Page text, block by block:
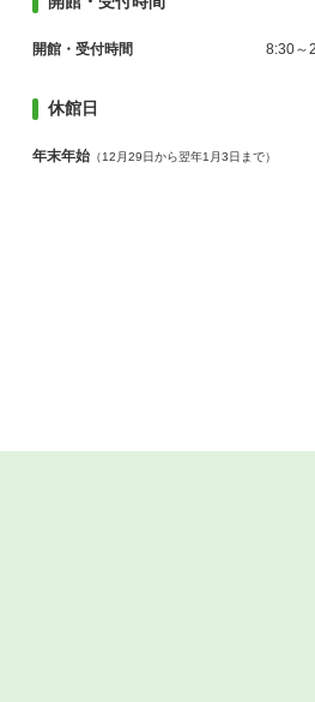
開館・受付時間 8:30～
休館日
年末年始 （12月29日から翌年1月3日まで）